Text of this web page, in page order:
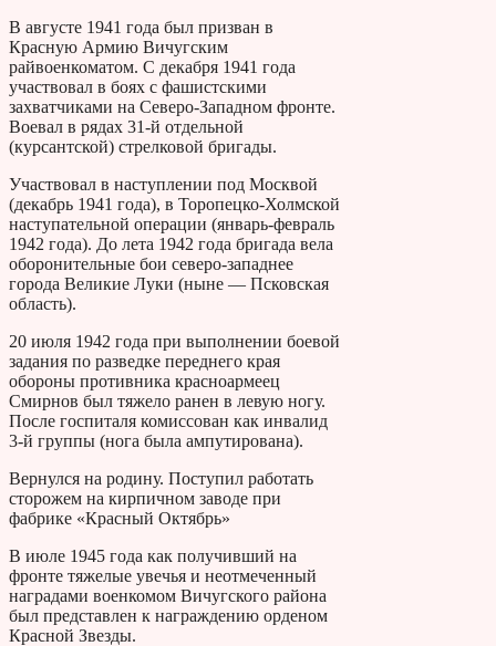
В августе 1941 года был призван в
Красную Армию Вичугским
райвоенкоматом. С декабря 1941 года
участвовал в боях с фашистскими
захватчиками на Северо-Западном фронте.
Воевал в рядах 31-й отдельной
(курсантской) стрелковой бригады.
Участвовал в наступлении под Москвой
(декабрь 1941 года), в Торопецко-Холмской
наступательной операции (январь-февраль
1942 года). До лета 1942 года бригада вела
оборонительные бои северо-западнее
города Великие Луки (ныне — Псковская
область).
20 июля 1942 года при выполнении боевой
задания по разведке переднего края
обороны противника красноармеец
Смирнов был тяжело ранен в левую ногу.
После госпиталя комиссован как инвалид
3-й группы (нога была ампутирована).
Вернулся на родину. Поступил работать
сторожем на кирпичном заводе при
фабрике «Красный Октябрь»
В июле 1945 года как получивший на
фронте тяжелые увечья и неотмеченный
наградами военкомом Вичугского района
был представлен к награждению орденом
Красной Звезды.